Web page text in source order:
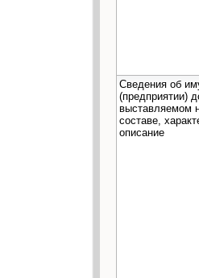
Cведения об
(предприятии)
выставляемом
составе,
описание